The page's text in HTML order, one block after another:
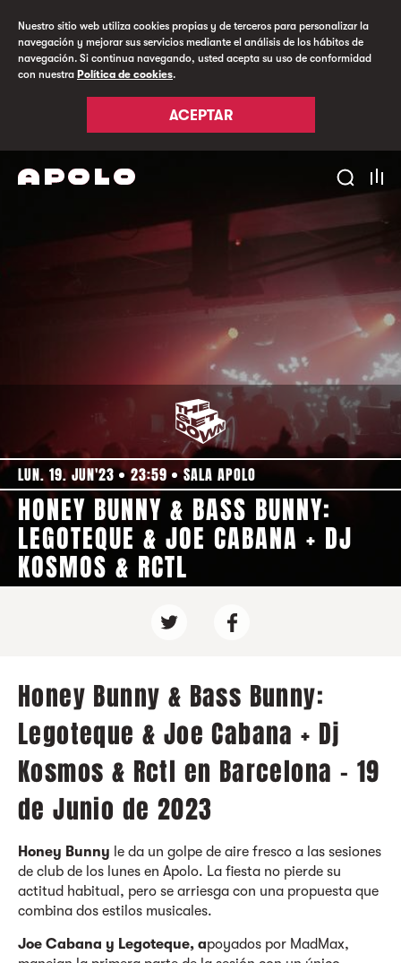
Nuestro sitio web utiliza cookies propias y de terceros para personalizar la
navegación y mejorar sus servicios mediante el análisis de los hábitos de
navegación. Si continua navegando, usted acepta su uso de conformidad
con nuestra Política de cookies.
ACEPTAR
LUN. 19. JUN'23 23:59 SALA APOLO
HONEY BUNNY & BASS BUNNY:
LEGOTEQUE & JOE CABANA + DJ
KOSMOS & RCTL
Honey Bunny & Bass Bunny:
Legoteque & Joe Cabana + Dj
Kosmos & Rctl en Barcelona - 19
de Junio de 2023
Honey Bunny le da un golpe de aire fresco a las sesiones
de club de los lunes en Apolo. La fiesta no pierde su
actitud habitual, pero se arriesga con una propuesta que
combina dos estilos musicales.
Joe Cabana y Legoteque, apoyados por MadMax,